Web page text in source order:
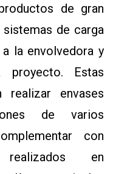
de gran
de carga
la envolvedora y
Estas
realizar envases
de varios
con
realizados en